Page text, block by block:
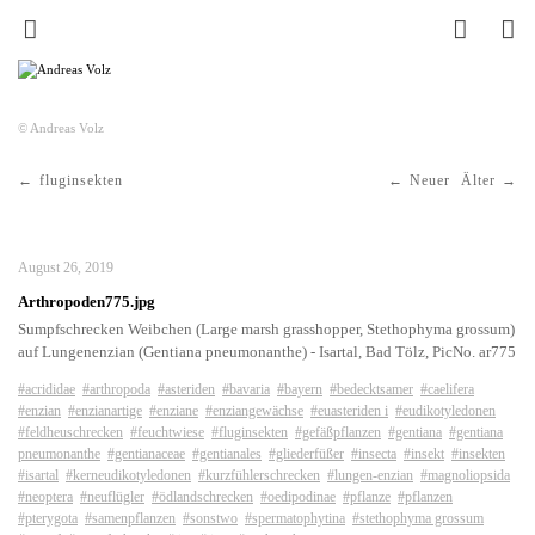
© Andreas Volz
Neuer Älter
fluginsekten
August 26, 2019
Arthropoden775.jpg
Sumpfschrecken Weibchen (Large marsh grasshopper, Stethophyma grossum)
auf Lungenenzian (Gentiana pneumonanthe) - Isartal, Bad Tölz, PicNo. ar775
#acrididae #arthropoda #asteriden #bavaria #bayern #bedecktsamer #caelifera
#enzian #enzianartige #enziane #enziangewächse #euasteriden i #eudikotyledonen
#feldheuschrecken #feuchtwiese #fluginsekten #gefäßpflanzen #gentiana #gentiana
pneumonanthe #gentianaceae #gentianales #gliederfüßer #insecta #insekt #insekten
#isartal #kerneudikotyledonen #kurzfühlerschrecken #lungen-enzian #magnoliopsida
#neoptera #neuflügler #ödlandschrecken #oedipodinae #pflanze #pflanzen
#pterygota #samenpflanzen #sonstwo #spermatophytina #stethophyma grossum